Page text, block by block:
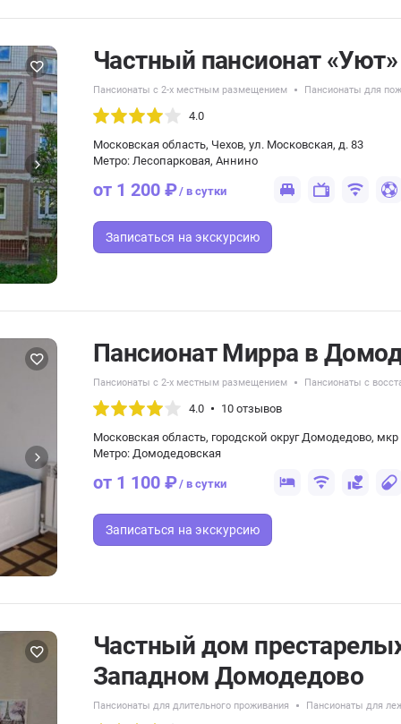
Частный пансионат
Пансионаты с 2-х местным размещением Пансионаты для
4.0
Московская область, Чехов, ул. Московская, д. 83
Метро: Лесопарковая, Аннино
от 1 200 ₽/ в сутки
Записаться на экскурсию
Пансионат Мирра в
Пансионаты с 2-х местным размещением Пансионаты с
4.0 10 отзывов
Московская область, городской округ Домодедово,
Метро: Домодедовская
от 1 100 ₽/ в сутки
Записаться на экскурсию
Частный дом
Западном Домодедово
Пансионаты для длительного проживания Пансионаты для